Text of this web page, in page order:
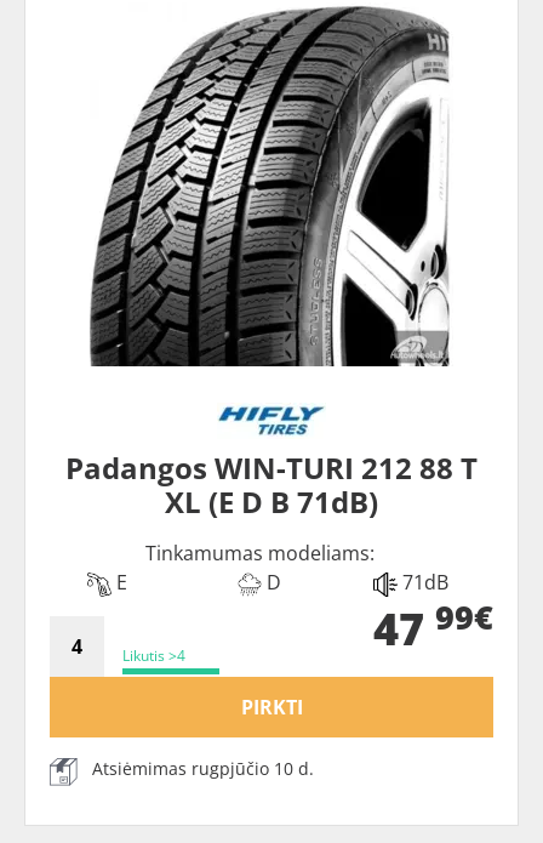
Padangos WIN-TURI 212 88 T
XL (E D B 71dB)
Tinkamumas modeliams:
E
D 71dB
Likutis >4 47 99€
PIRKTI
Atsiėmimas rugpjūčio 10 d.